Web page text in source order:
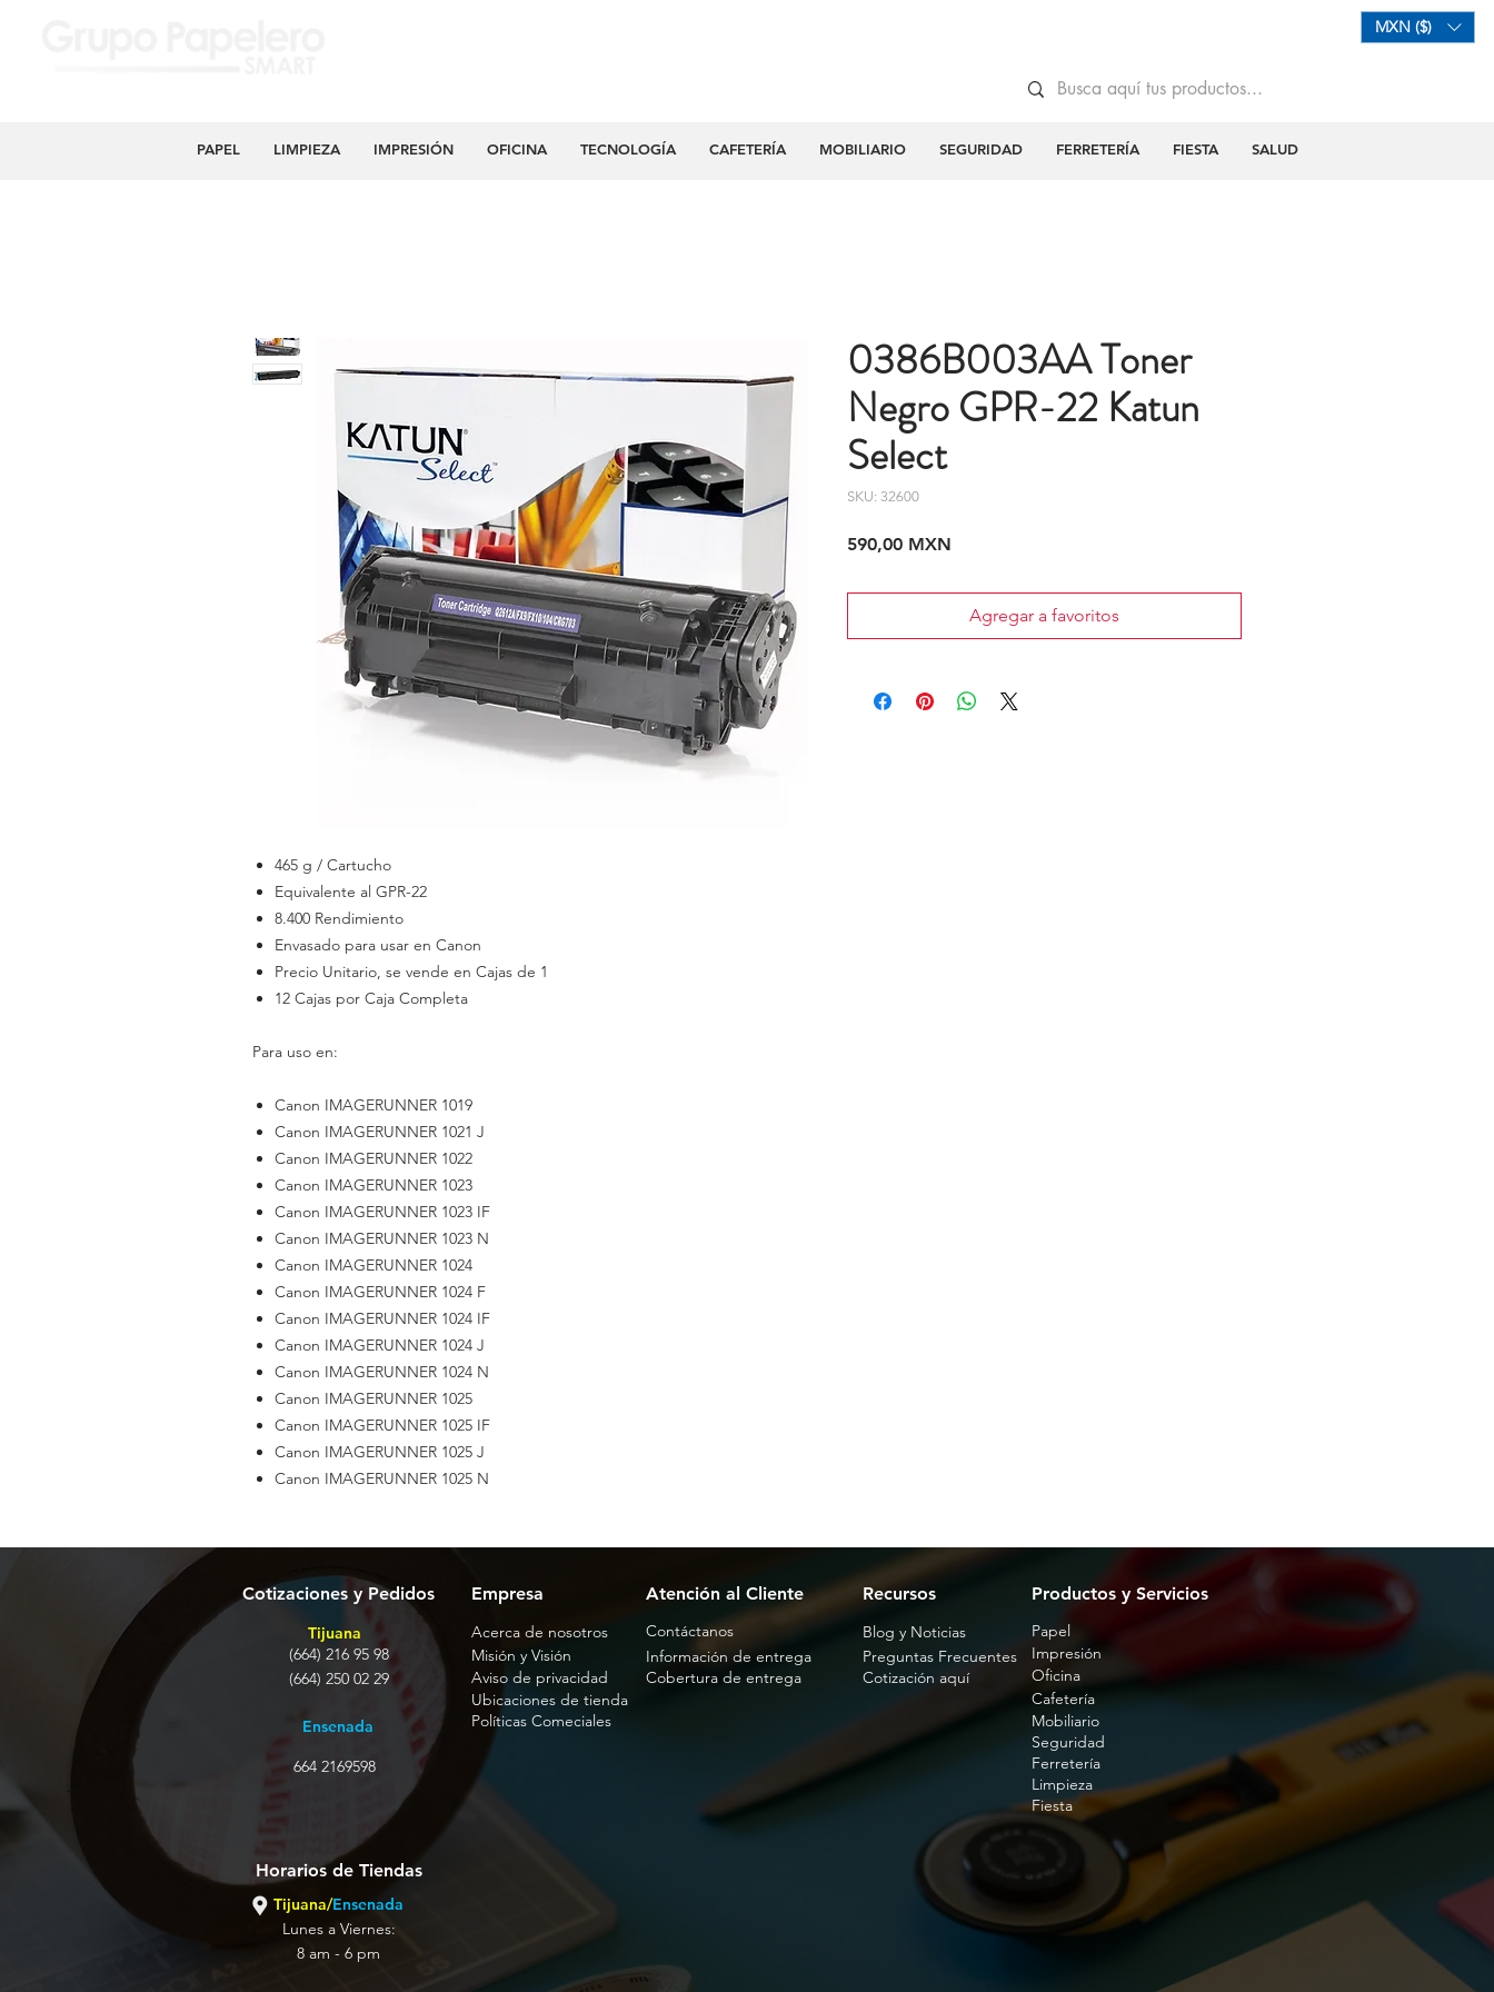
MXN ($)
PAPEL LIMPIEZA IMPRESIÓN OFICINA TECNOLOGÍA CAFETERÍA MOBILIARIO SEGURIDAD FERRETERÍA FIESTA SALUD
465 g / Cartucho
Equivalente al GPR-22
8.400 Rendimiento
Envasado para usar en Canon
Precio Unitario, se vende en Cajas de 1
12 Cajas por Caja Completa
Para uso en:
Canon IMAGERUNNER 1019
Canon IMAGERUNNER 1021 J
Canon IMAGERUNNER 1022
Canon IMAGERUNNER 1023
Canon IMAGERUNNER 1023 IF
Canon IMAGERUNNER 1023 N
Canon IMAGERUNNER 1024
Canon IMAGERUNNER 1024 F
Canon IMAGERUNNER 1024 IF
Canon IMAGERUNNER 1024 J
Canon IMAGERUNNER 1024 N
Canon IMAGERUNNER 1025
Canon IMAGERUNNER 1025 IF
Canon IMAGERUNNER 1025 J
Canon IMAGERUNNER 1025 N
0386B003AA Toner
Negro GPR-22 Katun
Select
SKU: 32600
590,00 MXN
Agregar a favoritos
Cotizaciones y Pedidos
Tijuana
(664) 216 95 98
(664) 250 02 29
Ensenada
Empresa
Acerca de nosotros
Misión y Visión
Aviso de privacidad
Ubicaciones de tienda
Atención al Cliente
Contáctanos
Información de entrega
Cobertura de entrega
Políticas Comeciales
664 2169598
Recursos
Blog y Noticias
Preguntas Frecuentes
Cotización aquí
Productos y Servicios
Papel
Impresión
Oficina
Cafetería
Mobiliario
Seguridad
Ferretería
Limpieza
Fiesta
Horarios de Tiendas
Tijuana/Ensenada
Lunes a Viernes:
8 am - 6 pm